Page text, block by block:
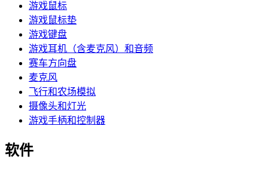
游戏鼠标
游戏鼠标垫
游戏键盘
游戏耳机（含麦克风）和音频
赛车方向盘
麦克风
飞行和农场模拟
摄像头和灯光
游戏手柄和控制器
软件